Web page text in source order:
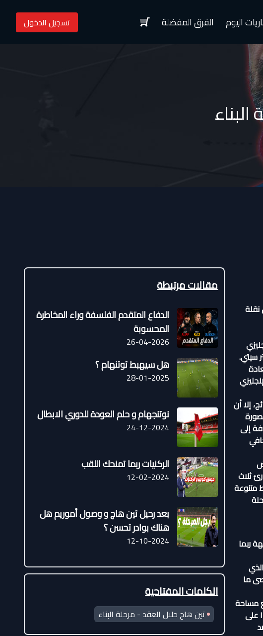
اليوم الفرق المفضلة تسجيل الدخول
نقلة
سيتي.
إلا أن
إلى
ثلاث
متنوعة
ربما
الذي
ما
فريقه وتفريغ مساحة
على
مقالات مرتبطة
الدفاع المتقدم الفلسفة وراء المخاطرة
المحسوبة
26-04-2026
هل سيهبط توتنهام ؟
28-01-2025
نوتنجهام و حلم العودة للدوري الابطال
24-12-2024
الركنيات ربما تمنحك اللقب
12-02-2024
بعد رحيل تين هاج و وصول أموريم هل
هناك بوادر تحسن ؟
12-10-2024
الكلمات المفتاحية
تين هاج حلال العقد - مرحلة البناء